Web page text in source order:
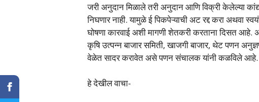
जरी अनुदान मिळाले तरी अनुदान आणि विक्री केलेल्या
निघणार नाही. यामुळे ई पिकपेऱ्याची अट रद्द करा अथवा
घोषणा कारवाई अशी मागणी शेतकरी करताना दिसत आहे.
कृषि उत्पन्न बाजार समिती, खाजगी बाजार, थेट पणन
वेळेत सादर करावेत असे पणन संचालक यांनी कळविले
हे देखील वाचा-